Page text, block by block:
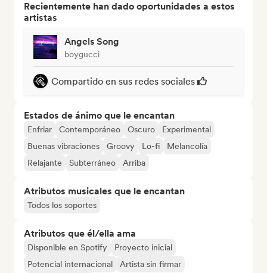
Recientemente han dado oportunidades a estos
artistas
Angels Song
boygucci
Compartido en sus redes sociales
Estados de ánimo que le encantan
Enfriar Contemporáneo Oscuro
Experimental
Buenas vibraciones
Groovy Lo-fi
Melancolía
Relajante
Subterráneo Arriba
Atributos musicales que le encantan
Todos los soportes
Atributos que él/ella ama
Disponible en Spotify
Proyecto inicial
Potencial internacional
Artista sin firmar